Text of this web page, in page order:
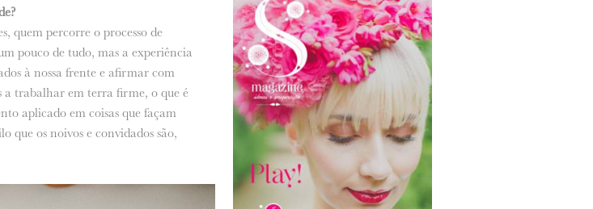
quem percorre o processo de
pouco de tudo, mas a experiência
à nossa frente e afirmar com
a trabalhar em terra firme, o que é
aplicado em coisas que façam
que os noivos e convidados são,